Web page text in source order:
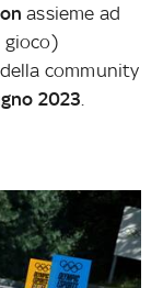
assieme ad
gioco)
community
2023